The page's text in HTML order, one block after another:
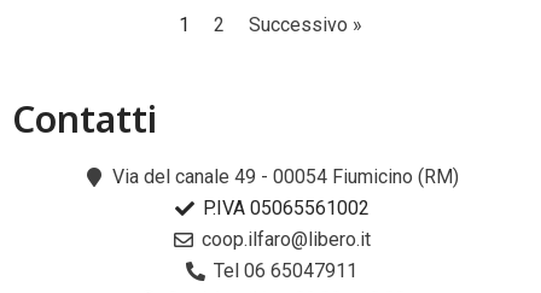
1 2 Successivo »
Contatti​
Via del canale 49 - 00054 Fiumicino (RM)
P.IVA 05065561002
coop.ilfaro@libero.it
Tel 06 65047911